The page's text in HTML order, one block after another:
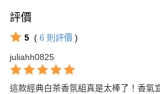
評價
5 ( 6 則評價 )
juliahh0825
這款經典白茶香氛組真是太棒了！香氣